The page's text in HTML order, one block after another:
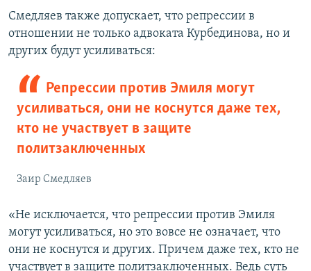
Смедляев также допускает, что репрессии в
отношении не только адвоката Курбединова, но и
других будут усиливаться:
Репрессии против Эмиля могут
усиливаться, они не коснутся даже тех,
кто не участвует в защите
политзаключенных
Заир Смедляев
«Не исключается, что репрессии против Эмиля
могут усиливаться, но это вовсе не означает, что
они не коснутся и других. Причем даже тех, кто не
участвует в защите политзаключенных. Ведь суть